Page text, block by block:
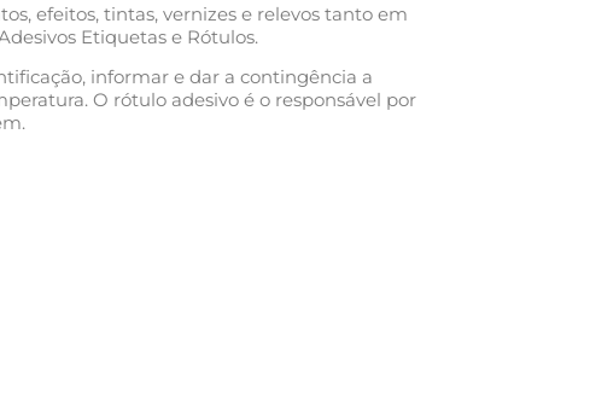
efeitos, tintas, vernizes e relevos tanto em
Etiquetas e Rótulos.
informar e dar a contingência a
O rótulo adesivo é o responsável por